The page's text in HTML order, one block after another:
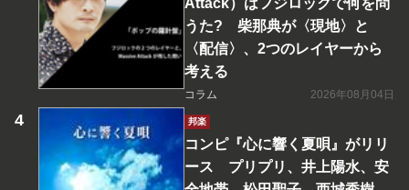
Attack）はフジロックで何を問
うた? 柴那典が〈現地〉と
〈配信〉、2つのレイヤーから
考える
コラム 2026年08月04日
邦楽
コンピ『心に響く夏唄』がリリ
ース プリプリ、井上陽水、安